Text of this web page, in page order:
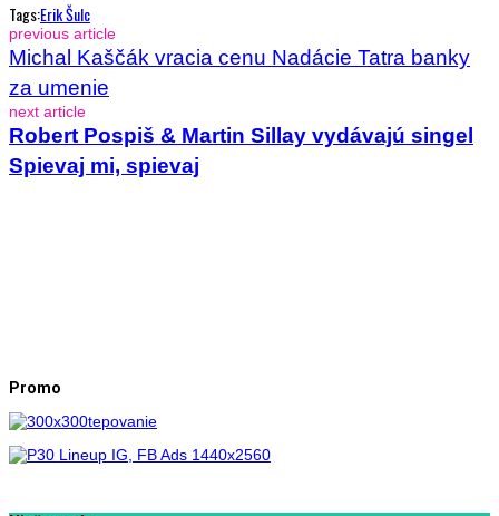
Tags:Erik Šulc
previous article
Michal Kaščák vracia cenu Nadácie Tatra banky
za umenie
next article
Robert Pospiš & Martin Sillay vydávajú singel
Spievaj mi, spievaj
Promo